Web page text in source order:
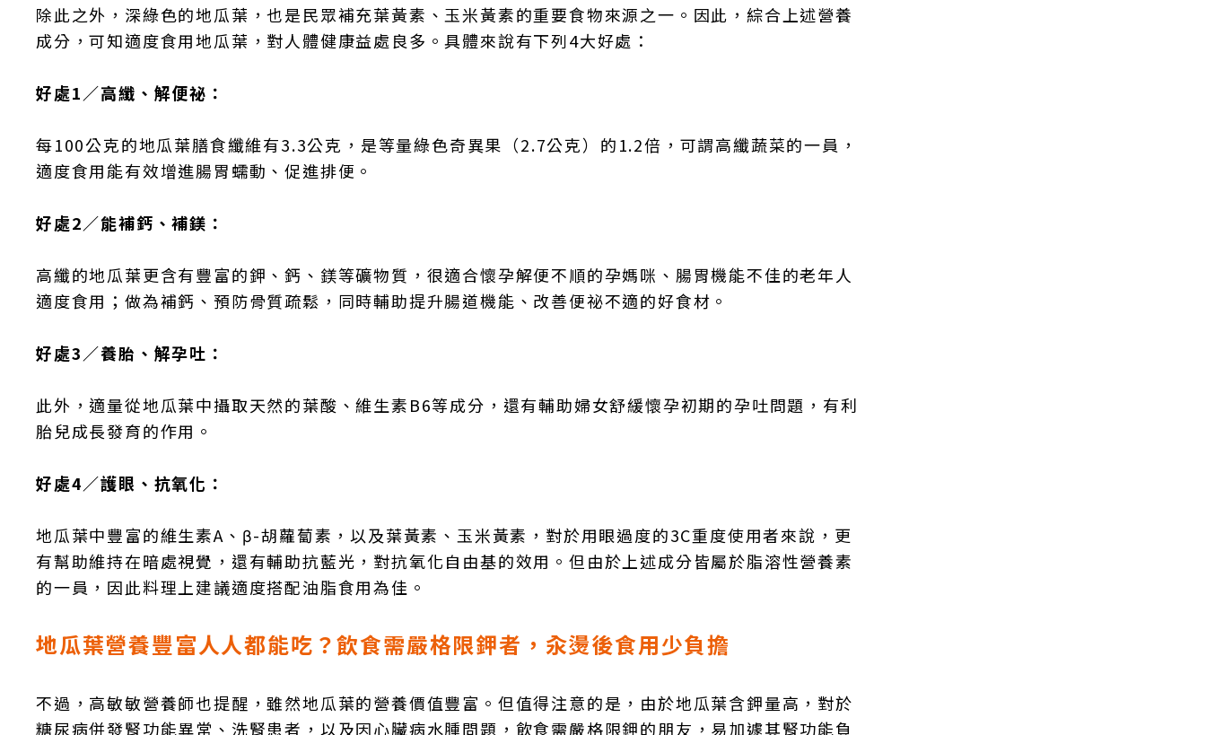
除此之外，深綠色的地瓜葉，也是民眾補充葉黃素、玉米黃素的重要食物來源之一。因此，綜合上述營養
成分，可知適度食用地瓜葉，對人體健康益處良多。具體來說有下列4大好處：
好處1／高纖、解便祕：
每100公克的地瓜葉膳食纖維有3.3公克，是等量綠色奇異果（2.7公克）的1.2倍，可謂高纖蔬菜的一員，
適度食用能有效增進腸胃蠕動、促進排便。
好處2／能補鈣、補鎂：
高纖的地瓜葉更含有豐富的鉀、鈣、鎂等礦物質，很適合懷孕解便不順的孕媽咪、腸胃機能不佳的老年人
適度食用；做為補鈣、預防骨質疏鬆，同時輔助提升腸道機能、改善便祕不適的好食材。
好處3／養胎、解孕吐：
此外，適量從地瓜葉中攝取天然的葉酸、維生素B6等成分，還有輔助婦女舒緩懷孕初期的孕吐問題，有利
胎兒成長發育的作用。
好處4／護眼、抗氧化：
地瓜葉中豐富的維生素A、β-胡蘿蔔素，以及葉黃素、玉米黃素，對於用眼過度的3C重度使用者來說，更
有幫助維持在暗處視覺，還有輔助抗藍光，對抗氧化自由基的效用。但由於上述成分皆屬於脂溶性營養素
的一員，因此料理上建議適度搭配油脂食用為佳。
地瓜葉營養豐富人人都能吃？飲食需嚴格限鉀者，汆燙後食用少負擔
不過，高敏敏營養師也提醒，雖然地瓜葉的營養價值豐富。但值得注意的是，由於地瓜葉含鉀量高，對於
糖尿病併發腎功能異常、洗腎患者，以及因心臟病水腫問題，飲食需嚴格限鉀的朋友，易加遽其腎功能負